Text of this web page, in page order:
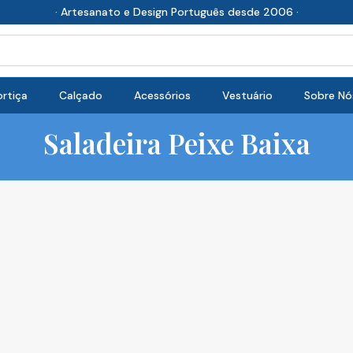
· Artesanato e Design Português desde 2006 ·
Calçado Acessórios Vestuário Sobre
Saladeira Peixe Baixa